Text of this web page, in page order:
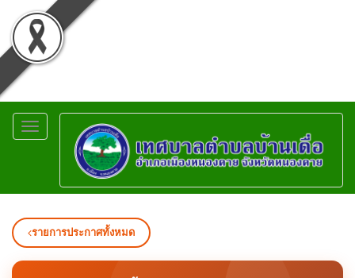
Toggle
navigation
รายการประกาศทั้งหมด